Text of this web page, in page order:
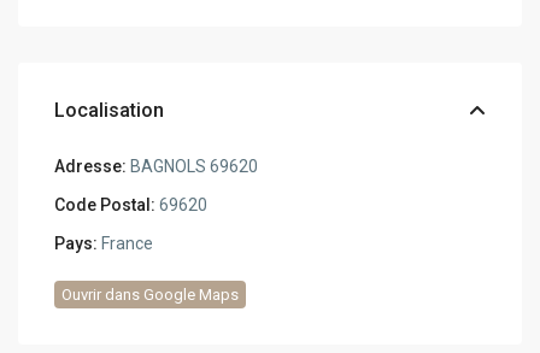
Localisation
Adresse: BAGNOLS 69620
Code Postal: 69620
Pays: France
Ouvrir dans Google Maps